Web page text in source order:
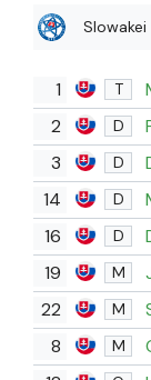
Slowakei
1 T
2 D
3 D
14 D
16 D
19 M
22 M
8 M